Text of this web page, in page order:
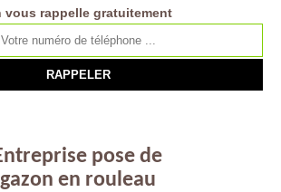
vous rappelle gratuitement
pose de
gazon en rouleau